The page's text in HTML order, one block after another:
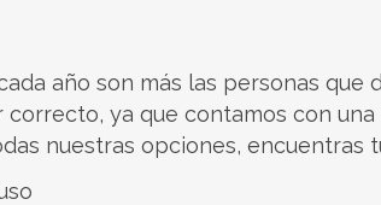
año son más las personas que
correcto, ya que contamos con
nuestras opciones, encuentras